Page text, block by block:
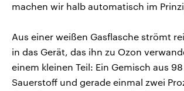
machen wir halb automatisch im
Aus einer weißen Gasflasche strömt
in das Gerät, das ihn zu Ozon
einem kleinen Teil: Ein Gemisch aus
Sauerstoff und gerade einmal zwei